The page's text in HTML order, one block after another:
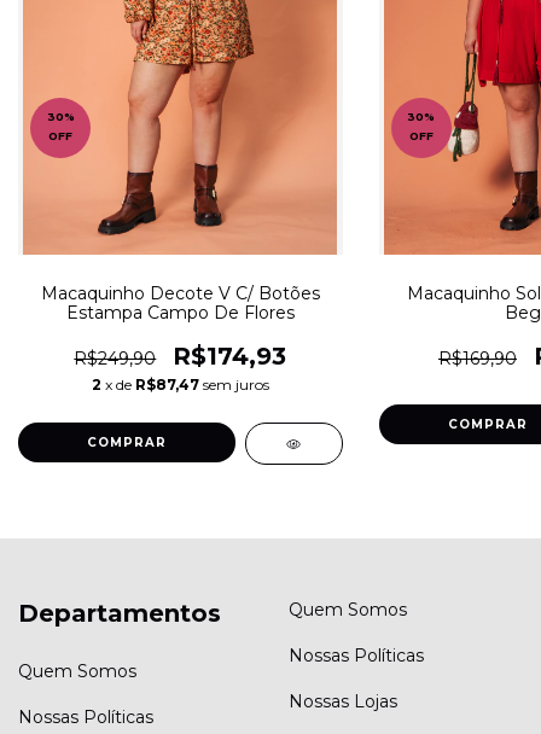
30%
OFF
Macaquinho Decote V C/ Botões
Estampa Campo De Flores
R$249,90 R$174,93
2 x de R$87,47 sem juros
COMPRAR
30%
OFF
Macaquinho
R$169,90
COMPRAR
Departamentos
Quem Somos
Nossas Políticas
Quem Somos
Nossas Políticas
Nossas Lojas